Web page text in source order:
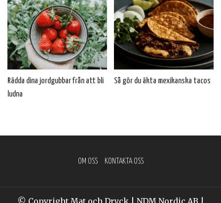
Rädda dina jordgubbar från att bli
ludna
Så gör du äkta mexikanska tacos
OM OSS KONTAKTA OSS